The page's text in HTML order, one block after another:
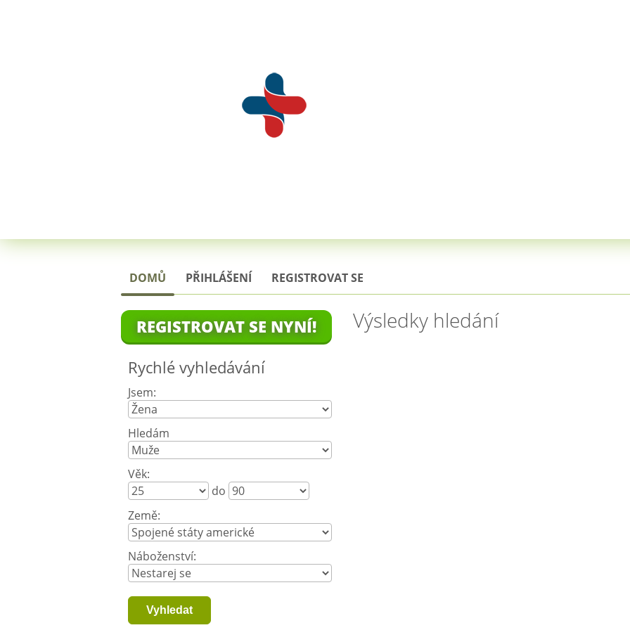
DOMŮ PŘIHLÁŠENÍ REGISTROVAT SE
REGISTROVAT SE NYNÍ!
Rychlé vyhledávání
Jsem:
Hledám
Věk:
do
Země:
Náboženství:
Výsledky hledání